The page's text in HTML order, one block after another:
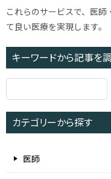
これらのサービスで、医
て良い医療を実現します。
キーワードから記事を
索
カテゴリーから探す
医師